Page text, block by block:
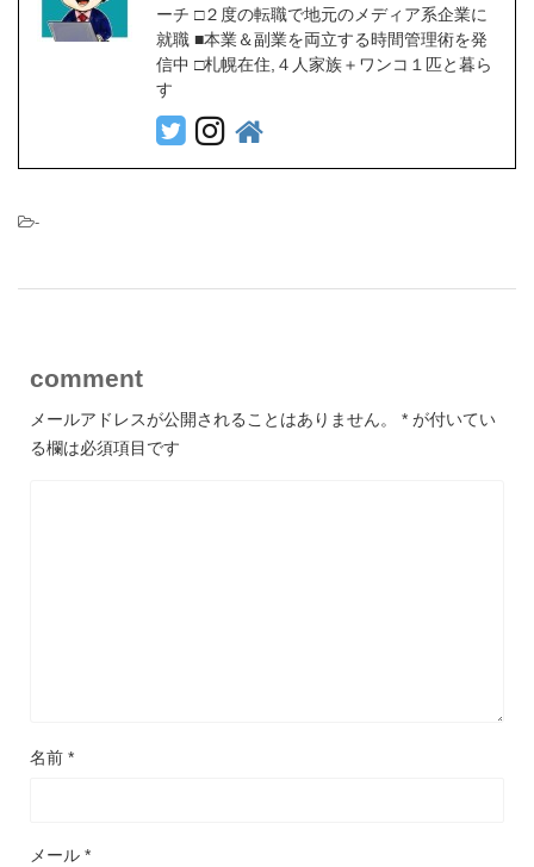
ーチ □２度の転職で地元のメディア系企業に
就職 ■本業＆副業を両立する時間管理術を発
信中 □札幌在住,４人家族＋ワンコ１匹と暮ら
す
-
comment
メールアドレスが公開されることはありません。 * が付いてい
る欄は必須項目です
名前 *
メール *